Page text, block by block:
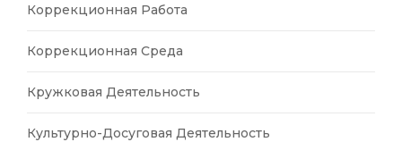
Коррекционная Работа
Коррекционная Среда
Кружковая Деятельность
Культурно-Досуговая Деятельность